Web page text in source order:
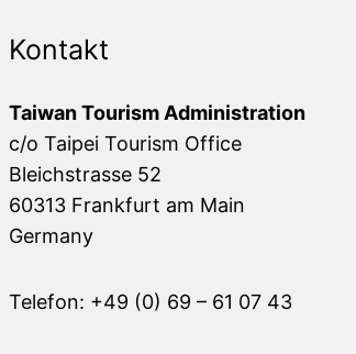
Kontakt
Taiwan Tourism Administration
c/o Taipei Tourism Office
Bleichstrasse 52
60313 Frankfurt am Main
Germany
Telefon: +49 (0) 69 – 61 07 43